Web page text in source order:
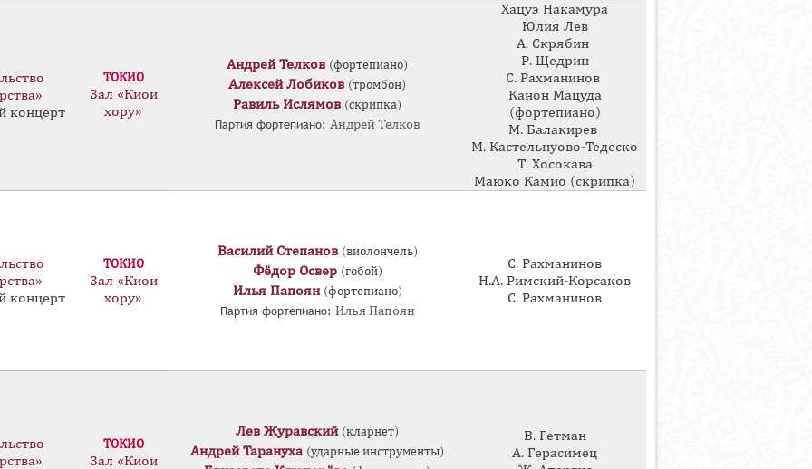
концерт
ТОКИО
Зал «Киои
хору»
Андрей Телков (фортепиано)
Алексей Лобиков (тромбон)
Равиль Ислямов (скрипка)
Партия фортепиано: Андрей Телков
Хацуэ Накамура
Юлия Лев
А. Скрябин
Р. Щедрин
С. Рахманинов
Канон Мацуда
(фортепиано)
М. Балакирев
М. Кастельнуово-Тедеско
Т. Хосокава
Маюко Камио (скрипка)
концерт
ТОКИО
Зал «Киои
хору»
Василий Степанов (виолончель)
Фёдор Освер (гобой)
Илья Папоян (фортепиано)
Партия фортепиано: Илья Папоян
С. Рахманинов
Н.А. Римский-Корсаков
С. Рахманинов
ТОКИО
Зал «Киои
Лев Журавский (кларнет)
Андрей Тарануха (ударные инструменты)
В. Гетман
А. Герасимец